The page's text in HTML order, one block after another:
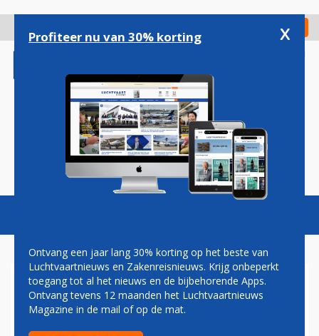
gaan
Check in
Magazine Podcasts Vacatures
BIJNA-BOTSING VLIEGTUIG
MET DRONE IN MÜNCHEN
Profiteer nu van 30% korting x
Ontvang een jaar lang 30% korting op het beste van
Luchtvaartnieuws en Zakenreisnieuws. Krijg onbeperkt
toegang tot al het nieuws en de bijbehorende Apps.
Ontvang tevens 12 maanden het Luchtvaartnieuws
Magazine in de mail of op de mat.